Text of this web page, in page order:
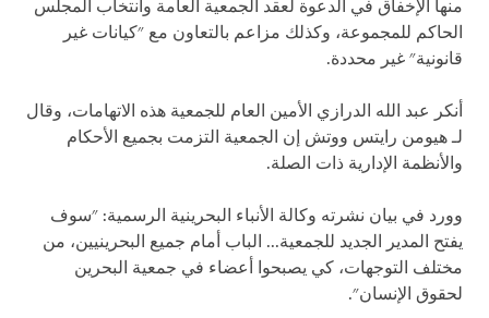
منها الإخفاق في الدعوة لعقد الجمعية العامة وانتخاب المجلس
الحاكم للمجموعة، وكذلك مزاعم بالتعاون مع "كيانات غير
قانونية" غير محددة.
أنكر عبد الله الدرازي الأمين العام للجمعية هذه الاتهامات، وقال
لـ هيومن رايتس ووتش إن الجمعية التزمت بجميع الأحكام
والأنظمة الإدارية ذات الصلة.
وورد في بيان نشرته وكالة الأنباء البحرينية الرسمية: "سوف
يفتح المدير الجديد للجمعية... الباب أمام جميع البحرينيين، من
مختلف التوجهات، كي يصبحوا أعضاء في جمعية البحرين
لحقوق الإنسان".